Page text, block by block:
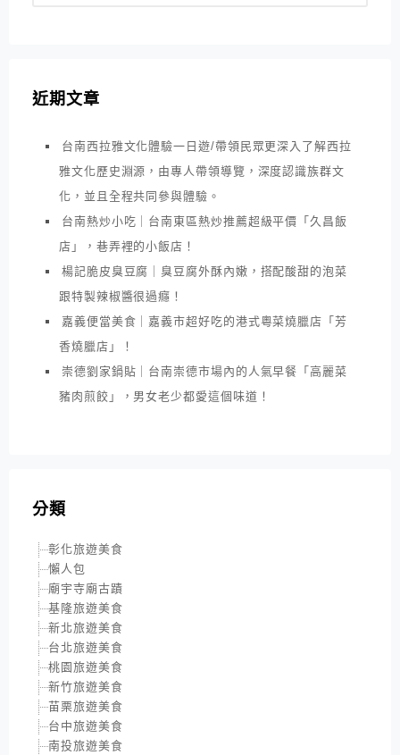
近期文章
台南西拉雅文化體驗一日遊/帶領民眾更深入了解西拉
雅文化歷史淵源，由專人帶領導覽，深度認識族群文
化，並且全程共同參與體驗。
台南熱炒小吃｜台南東區熱炒推薦超級平價「久昌飯
店」，巷弄裡的小飯店！
楊記脆皮臭豆腐｜臭豆腐外酥內嫩，搭配酸甜的泡菜
跟特製辣椒醬很過癮！
嘉義便當美食｜嘉義市超好吃的港式粵菜燒臘店「芳
香燒臘店」！
崇德劉家鍋貼｜台南崇德市場內的人氣早餐「高麗菜
豬肉煎餃」，男女老少都愛這個味道！
分類
彰化旅遊美食
懶人包
廟宇寺廟古蹟
基隆旅遊美食
新北旅遊美食
台北旅遊美食
桃園旅遊美食
新竹旅遊美食
苗栗旅遊美食
台中旅遊美食
南投旅遊美食